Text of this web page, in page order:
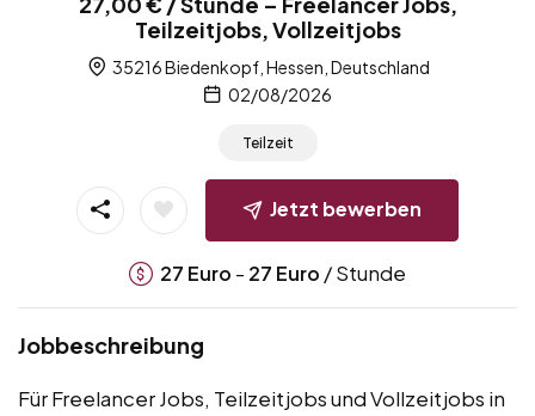
Teilzeitjobs, Vollzeitjobs
35216 Biedenkopf, Hessen, Deutschland
02/08/2026
Teilzeit
Jetzt bewerben
27 Euro - 27 Euro / Stunde
Jobbeschreibung
Für Freelancer Jobs, Teilzeitjobs und Vollzeitjobs in